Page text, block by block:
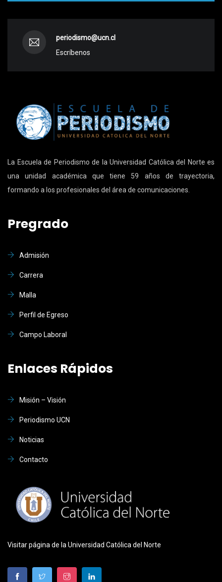
periodismo@ucn.cl
Escríbenos
La Escuela de Periodismo de la Universidad Católica del Norte es
una unidad académica que tiene 59 años de trayectoria,
formando a los profesionales del área de comunicaciones.
Pregrado
Admisión
Carrera
Malla
Perfil de Egreso
Campo Laboral
Enlaces Rápidos
Misión – Visión
Periodismo UCN
Noticias
Contacto
Visitar página de la Universidad Católica del Norte